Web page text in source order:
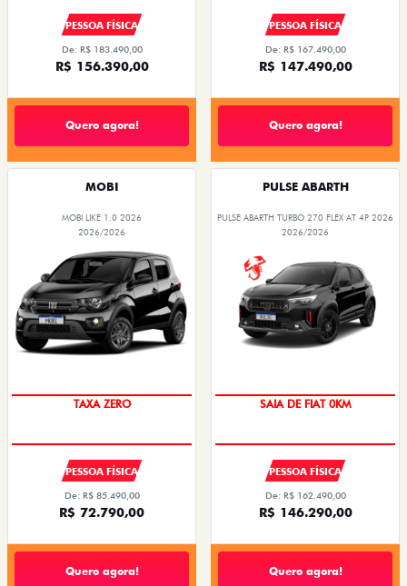
PESSOA FÍSICA
De: R$ 183.490,00
R$ 156.390,00
Quero agora!
PESSOA FÍSICA
De: R$ 167.490,00
R$ 147.490,00
Quero agora!
MOBI
MOBI LIKE 1.0 2026
2026/2026
TAXA ZERO
PESSOA FÍSICA
De: R$ 85.490,00
R$ 72.790,00
Quero agora!
PULSE ABARTH
PULSE ABARTH TURBO 270 FLEX AT 4P 2026
2026/2026
SAIA DE FIAT 0KM
PESSOA FÍSICA
De: R$ 162.490,00
R$ 146.290,00
Quero agora!